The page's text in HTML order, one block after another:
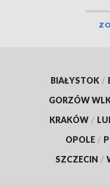
BIAŁYSTOK /
GORZÓW
KRAKÓW /
OPOLE /
SZCZECIN /